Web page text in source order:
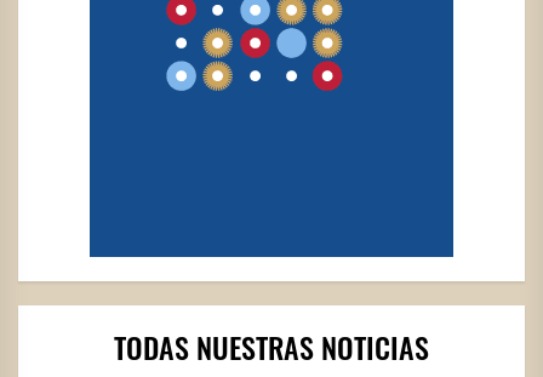
TODAS NUESTRAS NOTICIAS